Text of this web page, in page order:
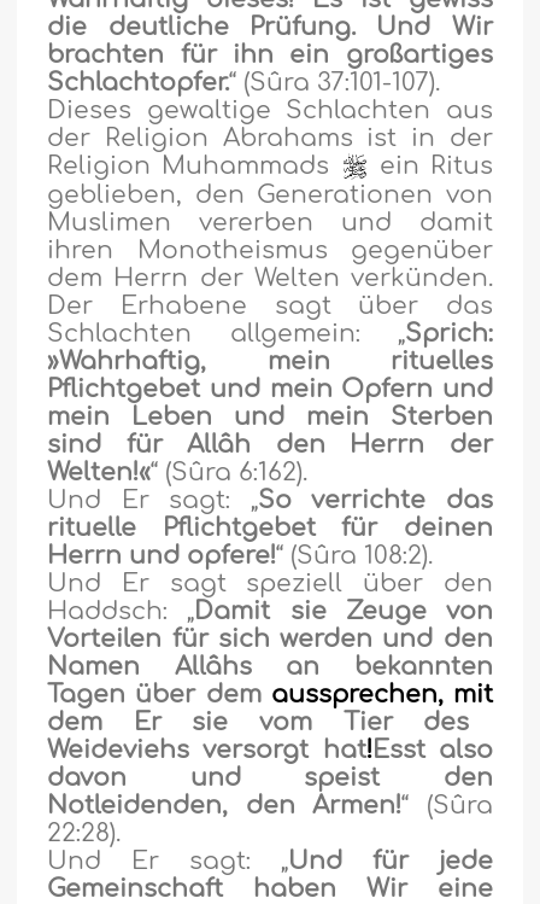
die deutliche Prüfung. Und Wir
brachten für ihn ein großartiges
Schlachtopfer.“ (Sûra 37:101-107).
Dieses gewaltige Schlachten aus
der Religion Abrahams ist in der
Religion Muhammads
ein Ritus
geblieben, den Generationen von
Muslimen vererben und damit
ihren Monotheismus gegenüber
dem Herrn der Welten verkünden.
Der Erhabene sagt über das
Schlachten allgemein: „Sprich:
»Wahrhaftig, mein rituelles
Pflichtgebet und mein Opfern und
mein Leben und mein Sterben
sind für Allâh den Herrn der
Welten!«“ (Sûra 6:162).
Und Er sagt: „So verrichte das
rituelle Pflichtgebet für deinen
Herrn und opfere!“ (Sûra 108:2).
Und Er sagt speziell über den
Haddsch: „Damit sie Zeuge von
Vorteilen für sich werden und den
Namen Allâhs an bekannten
Tagen über dem aussprechen, mit
dem Er sie vom Tier des
Weideviehs versorgt hat!Esst also
davon und speist den
Notleidenden, den Armen!“ (Sûra
22:28).
Und Er sagt: „Und für jede
Gemeinschaft haben Wir eine